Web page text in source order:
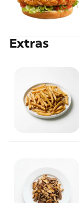
Extras